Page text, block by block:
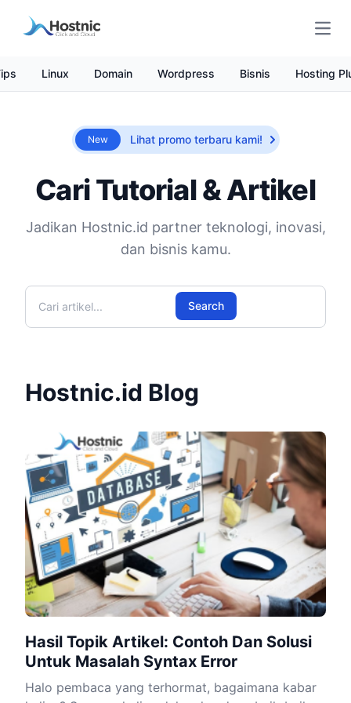
Linux Domain Wordpress Bisnis Hosting
New Lihat promo terbaru kami!
Cari Tutorial & Artikel
Jadikan Hostnic.id partner teknologi, inovasi,
dan bisnis kamu.
Cari artikel
Search
Hostnic.id Blog
Hasil Topik Artikel: Contoh Dan Solusi
Untuk Masalah Syntax Error
Halo pembaca yang terhormat, bagaimana kabar